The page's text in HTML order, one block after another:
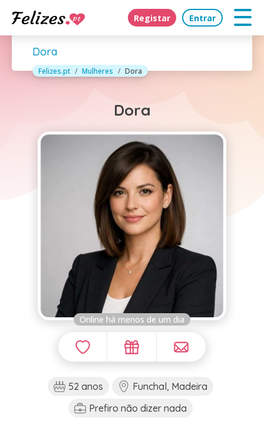
Registar Entrar
Dora
Felizes.pt Mulheres Dora
Dora
Online há menos de um dia
52 anos
Funchal, Madeira
Prefiro não dizer nada